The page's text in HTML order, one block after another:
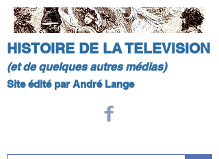
HISTOIRE DE LA TELEVISION
(et de quelques autres médias)
Site édité par André Lange